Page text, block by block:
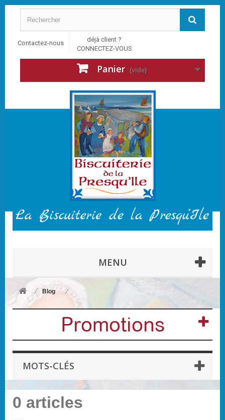
Contactez-nous
déjà client ?
CONNECTEZ-VOUS
Panier (vide)
MENU
Blog
Promotions
MOTS-CLÉS
0 articles